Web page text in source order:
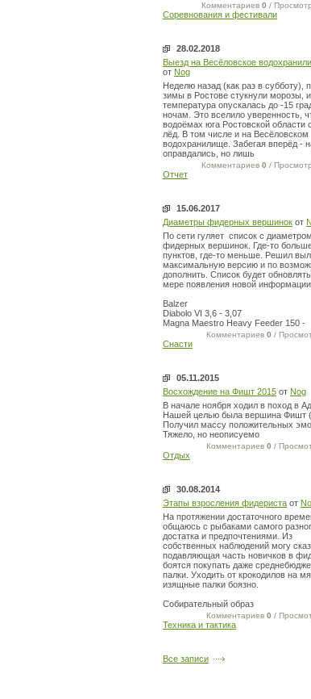
Комментариев 0 /
Соревнования и фестивали
28.02.2018
Выезд на Весёловское
от Nog
Неделю назад (как раз в субботу),
зимы в Ростове стукнули морозы, и
температура опускалась до -15
ночам. Это вселило уверенность,
водоёмах юга Ростовской области
лёд. В том числе и на Весёловском
водохранилище. Забегая вперёд -
оправдались, но лишь
Комментариев 0 /
Отчет
15.06.2017
Диаметры фидерных вершинок от
По сети гуляет список с диаметром
фидерных вершинок. Где-то
пунктов, где-то меньше. Решил
максимальную версию и по
дополнить. Список будет
мере появления новой информации
Balzer
Diabolo VI 3,6 - 3,07
Magna Maestro Heavy Feeder 150 -
Комментариев 0 /
Снасти
05.11.2015
Восхождение на Фишт 2015 от Nog
В начале ноября ходил в поход в
Нашей целью была вершина Фишт
Получил массу положительных
Тяжело, но неописуемо
Комментариев 0 /
Отдых
30.08.2014
Этапы взросления фидериста от
На протяжении достаточного
общаюсь с рыбаками самого
достатка и предпочтениями. Из
собственных наблюдений могу
подавляющая часть новичков в
боятся покупать даже
палки. Уходить от крокодилов на
изящные палки боязно.
Собирательный образ
Комментариев 0 /
Техника и тактика
Все записи